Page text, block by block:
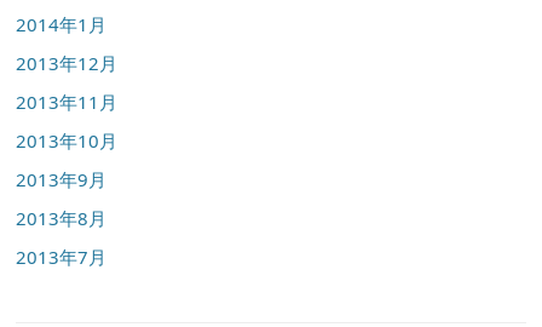
2014年1月
2013年12月
2013年11月
2013年10月
2013年9月
2013年8月
2013年7月